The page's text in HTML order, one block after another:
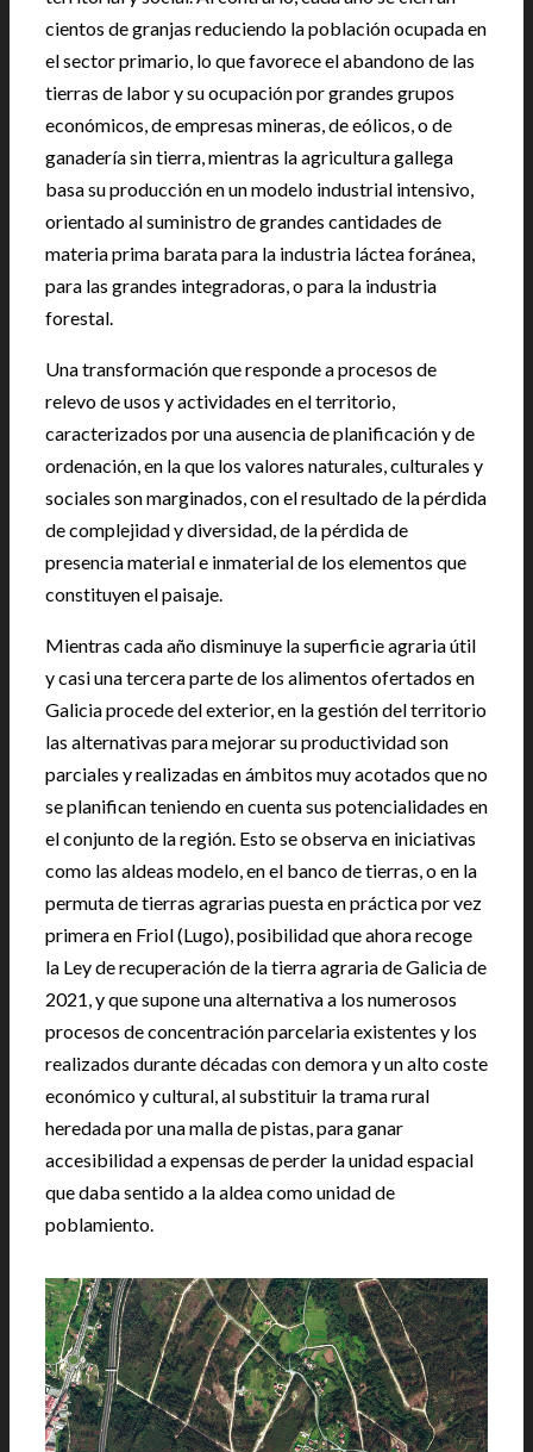
cientos de granjas reduciendo la población ocupada en
el sector primario, lo que favorece el abandono de las
tierras de labor y su ocupación por grandes grupos
económicos, de empresas mineras, de eólicos, o de
ganadería sin tierra, mientras la agricultura gallega
basa su producción en un modelo industrial intensivo,
orientado al suministro de grandes cantidades de
materia prima barata para la industria láctea foránea,
para las grandes integradoras, o para la industria
forestal.
Una transformación que responde a procesos de
relevo de usos y actividades en el territorio,
caracterizados por una ausencia de planificación y de
ordenación, en la que los valores naturales, culturales y
sociales son marginados, con el resultado de la pérdida
de complejidad y diversidad, de la pérdida de
presencia material e inmaterial de los elementos que
constituyen el paisaje.
Mientras cada año disminuye la superficie agraria útil
y casi una tercera parte de los alimentos ofertados en
Galicia procede del exterior, en la gestión del territorio
las alternativas para mejorar su productividad son
parciales y realizadas en ámbitos muy acotados que no
se planifican teniendo en cuenta sus potencialidades en
el conjunto de la región. Esto se observa en iniciativas
como las aldeas modelo, en el banco de tierras, o en la
permuta de tierras agrarias puesta en práctica por vez
primera en Friol (Lugo), posibilidad que ahora recoge
la Ley de recuperación de la tierra agraria de Galicia de
2021, y que supone una alternativa a los numerosos
procesos de concentración parcelaria existentes y los
realizados durante décadas con demora y un alto coste
económico y cultural, al substituir la trama rural
heredada por una malla de pistas, para ganar
accesibilidad a expensas de perder la unidad espacial
que daba sentido a la aldea como unidad de
poblamiento.